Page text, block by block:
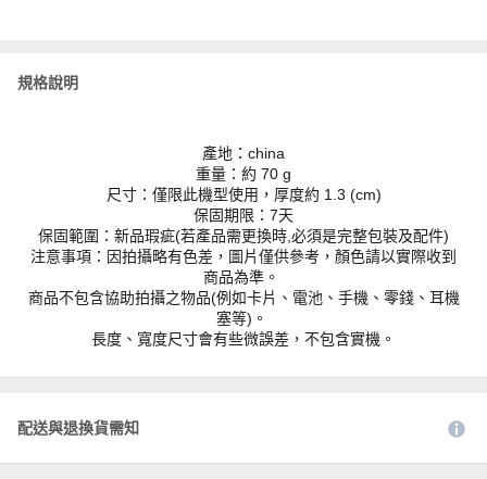
規格說明
產地：china
重量：約 70 g
尺寸：僅限此機型使用，厚度約 1.3 (cm)
保固期限：7天
保固範圍：新品瑕疵(若產品需更換時,必須是完整包裝及配件)
注意事項：因拍攝略有色差，圖片僅供參考，顏色請以實際收到
商品為準。
商品不包含協助拍攝之物品(例如卡片、電池、手機、零錢、耳機
塞等)。
長度、寬度尺寸會有些微誤差，不包含實機。
配送與退換貨需知